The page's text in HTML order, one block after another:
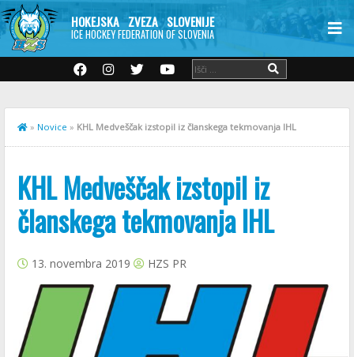
HOKEJSKA ZVEZA SLOVENIJE
ICE HOCKEY FEDERATION OF SLOVENIA
» Novice » KHL Medveščak izstopil iz članskega tekmovanja IHL
KHL Medveščak izstopil iz
članskega tekmovanja IHL
13. novembra 2019 HZS PR